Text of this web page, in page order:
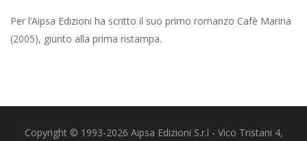
Per l’Aipsa Edizioni ha scritto il suo primo romanzo Cafè Marina
(2005), giunto alla prima ristampa.
Copyright © 1993-2026 Aipsa Edizioni S.r.l - Vico Tristani 4,